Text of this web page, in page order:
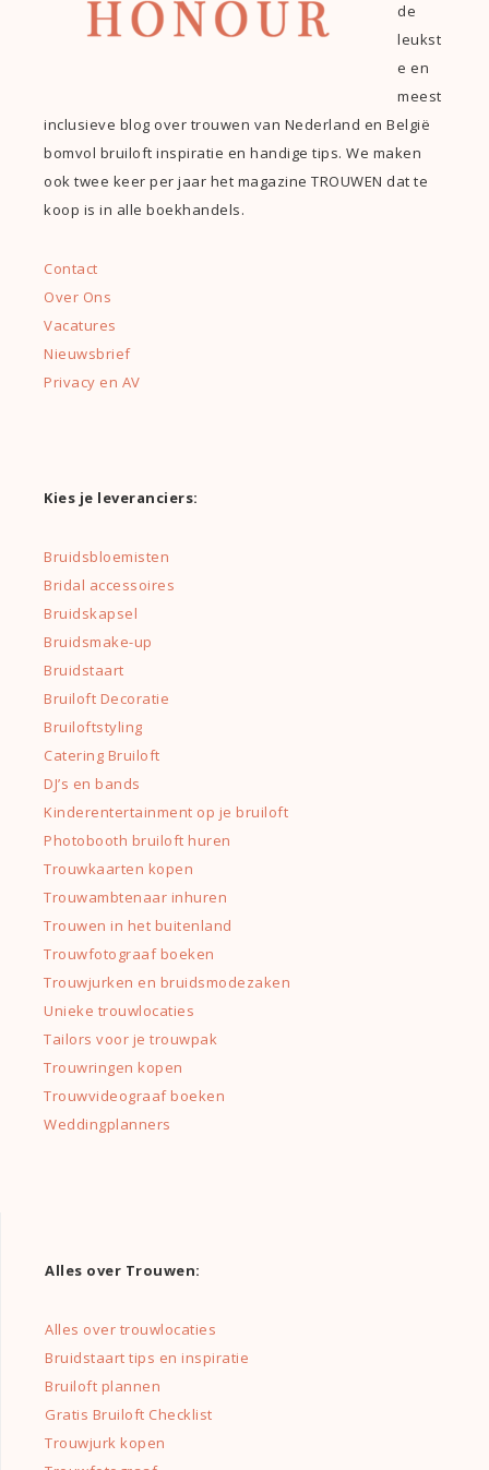
de
leukst
e en
meest
inclusieve blog over trouwen van Nederland en België
bomvol bruiloft inspiratie en handige tips. We maken
ook twee keer per jaar het magazine TROUWEN dat te
koop is in alle boekhandels.
Contact
Over Ons
Vacatures
Nieuwsbrief
Privacy en AV
Kies je leveranciers:
Bruidsbloemisten
Bridal accessoires
Bruidskapsel
Bruidsmake-up
Bruidstaart
Bruiloft Decoratie
Bruiloftstyling
Catering Bruiloft
DJ’s en bands
Kinderentertainment op je bruiloft
Photobooth bruiloft huren
Trouwkaarten kopen
Trouwambtenaar inhuren
Trouwen in het buitenland
Trouwfotograaf boeken
Trouwjurken en bruidsmodezaken
Unieke trouwlocaties
Tailors voor je trouwpak
Trouwringen kopen
Trouwvideograaf boeken
Weddingplanners
Alles over Trouwen:
Alles over trouwlocaties
Bruidstaart tips en inspiratie
Bruiloft plannen
Gratis Bruiloft Checklist
Trouwjurk kopen